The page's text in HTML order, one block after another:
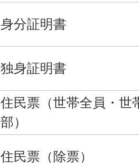
身分証明書
独身証明書
住民票（世帯全員・世
部）
住民票（除票）